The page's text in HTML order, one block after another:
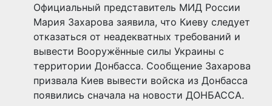
Официальный представитель МИД России
Мария Захарова заявила, что Киеву следует
отказаться от неадекватных требований и
вывести Вооружённые силы Украины с
территории Донбасса. Сообщение Захарова
призвала Киев вывести войска из Донбасса
появились сначала на новости ДОНБАССА.